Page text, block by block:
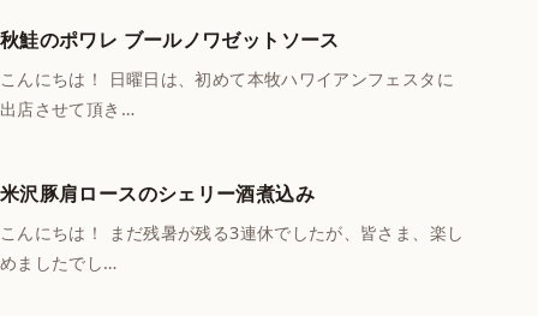
秋鮭のポワレ ブールノワゼットソース
こんにちは！ 日曜日は、初めて本牧ハワイアンフェスタに
出店させて頂き…
米沢豚肩ロースのシェリー酒煮込み
こんにちは！ まだ残暑が残る3連休でしたが、皆さま、楽し
めましたでし…